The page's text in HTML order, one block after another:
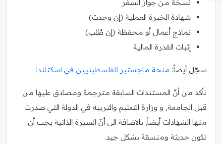
نسخة من جواز السفر
شهادة الخبرة العملية (إن وجدت)
نماذج أعمال أو محفظة (إن طُلب)
إثبات القدرة المالية
سجّل أيضاً: منحة ماجستير للفلسطينيين في اسكتلندا
تأكد من أنّ المستندات السابقة مترجمة ومصادق عليها من
قبل الجامعة, و وزارة التعليم والتربية في الدولة التي صدرت
منها الشهادات أيضاً, بالاضافة الى أنّ السيرة الذاتية يجب أن
تكون حديثة ومنسقة بشكل جيد.